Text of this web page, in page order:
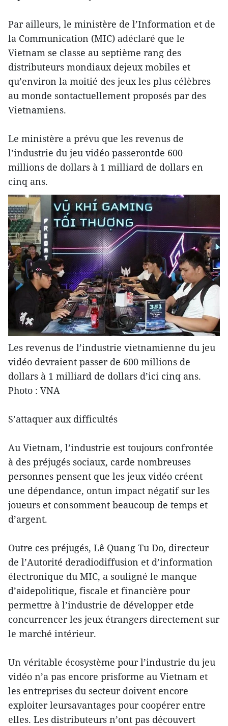
Par ailleurs, le ministère de l’Information et de
la Communication (MIC) adéclaré que le
Vietnam se classe au septième rang des
distributeurs mondiaux dejeux mobiles et
qu’environ la moitié des jeux les plus célèbres
au monde sontactuellement proposés par des
Vietnamiens.
Le ministère a prévu que les revenus de
l’industrie du jeu vidéo passerontde 600
millions de dollars à 1 milliard de dollars en
cinq ans.
Les revenus de l’industrie vietnamienne du jeu
vidéo devraient passer de 600 millions de
dollars à 1 milliard de dollars d’ici cinq ans.
Photo : VNA
S’attaquer aux difficultés
Au Vietnam, l’industrie est toujours confrontée
à des préjugés sociaux, carde nombreuses
personnes pensent que les jeux vidéo créent
une dépendance, ontun impact négatif sur les
joueurs et consomment beaucoup de temps et
d’argent.
Outre ces préjugés, Lê Quang Tu Do, directeur
de l’Autorité deradiodiffusion et d’information
électronique du MIC, a souligné le manque
d’aidepolitique, fiscale et financière pour
permettre à l’industrie de développer etde
concurrencer les jeux étrangers directement sur
le marché intérieur.
Un véritable écosystème pour l’industrie du jeu
vidéo n’a pas encore prisforme au Vietnam et
les entreprises du secteur doivent encore
exploiter leursavantages pour coopérer entre
elles. Les distributeurs n’ont pas découvert